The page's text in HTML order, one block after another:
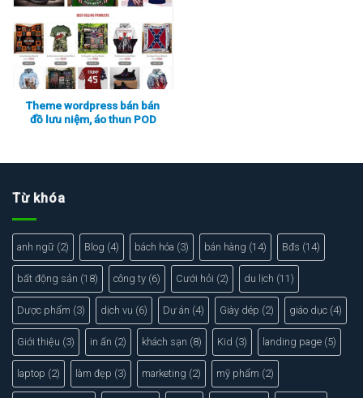
Theme wordpress bán bán
đồ lưu niệm, áo thun POD
Từ khóa
anh ngữ (2) Blog (4) bách hóa (3) bán hàng (14) Bđs (14)
bất động sản (18) công ty (6) Cưới hỏi (2) du lịch (11)
Dược phẩm (3) dịch vụ (6) Dự án (4) Giày dép (2) giáo dục (4)
Giới thiệu (3) in ấn (2) khách sạn (8) Kid (3) landing page (5)
laptop (2) làm đẹp (3) marketing (2) mỹ phẩm (2)